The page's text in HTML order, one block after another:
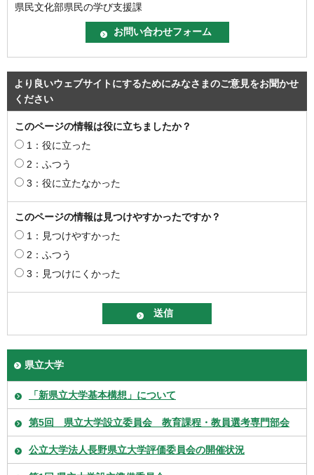
県民文化部県民の学び支援課
より良いウェブサイトにするためにみなさまのご意見をお聞かせ
ください
このページの情報は役に立ちましたか？
1：役に立った
2：ふつう
3：役に立たなかった
このページの情報は見つけやすかったですか？
1：見つけやすかった
2：ふつう
3：見つけにくかった
県立大学
「新県立大学基本構想」について
第5回 県立大学設立委員会 教育課程・教員選考専門部会
公立大学法人長野県立大学評価委員会の開催状況